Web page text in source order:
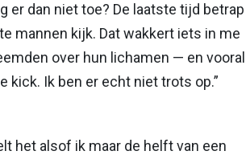
er dan niet toe? De laatste tijd betrap
mannen kijk. Dat wakkert iets in me
over hun lichamen — en vooral
kick. Ik ben er echt niet trots op.”
het alsof ik maar de helft van een